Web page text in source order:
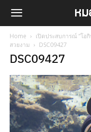
Home
เปิดประสบการณ์ “โอ
สวยงาม
DSC09427
DSC09427